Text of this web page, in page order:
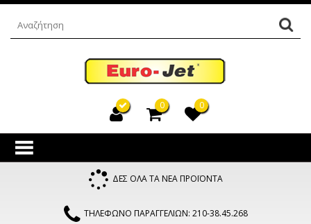
0 0
ΔΕΣ ΟΛΑ ΤΑ ΝΕΑ ΠΡΟΪΟΝΤΑ
ΤΗΛΕΦΩΝΟ ΠΑΡΑΓΓΕΛΙΩΝ: 210-38.45.268